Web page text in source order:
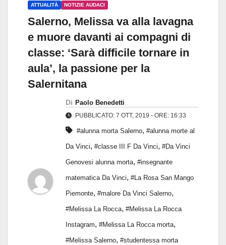
ATTUALITÀ NOTIZIE AUDACI
Salerno, Melissa va alla lavagna
e muore davanti ai compagni di
classe: ‘Sarà difficile tornare in
aula’, la passione per la
Salernitana
Di Paolo Benedetti
PUBBLICATO: 7 OTT, 2019 - ORE: 16:33
#alunna morta Salerno, #alunna morte al
Da Vinci, #classe III F Da Vinci, #Da Vinci
Genovesi alunna morta, #insegnante
matematica Da Vinci, #La Rosa San Mango
Piemonte, #malore Da Vinci Salerno,
#Melissa La Rocca, #Melissa La Rocca
Instagram, #Melissa La Rocca morta,
#Melissa Salerno, #studentessa morta